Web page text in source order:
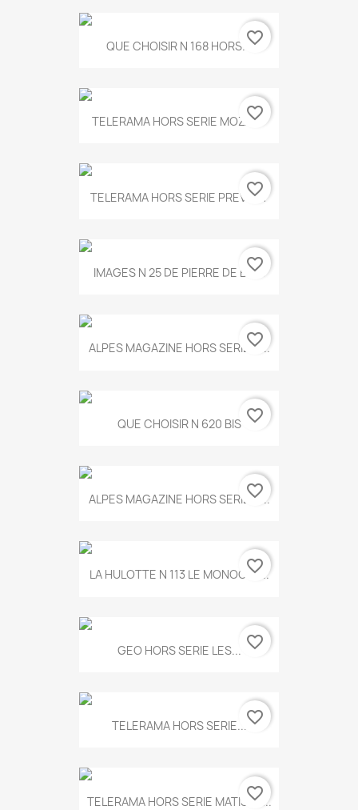
QUE CHOISIR N 168 HORS...favorite_border
TELERAMA HORS SERIE MOZART
favorite_border
TELERAMA HORS SERIE PREVERT
favorite_border
IMAGES N 25 DE PIERRE DE BOIS
favorite_border
ALPES MAGAZINE HORS SERIE N...
favorite_border
QUE CHOISIR N 620 BIS favorite_border
ALPES MAGAZINE HORS SERIE N...
favorite_border
LA HULOTTE N 113 LE MONOCLE...
favorite_border
GEO HORS SERIE LES... favorite_border
TELERAMA HORS SERIE...favorite_border
TELERAMA HORS SERIE MATISSE...
favorite_border